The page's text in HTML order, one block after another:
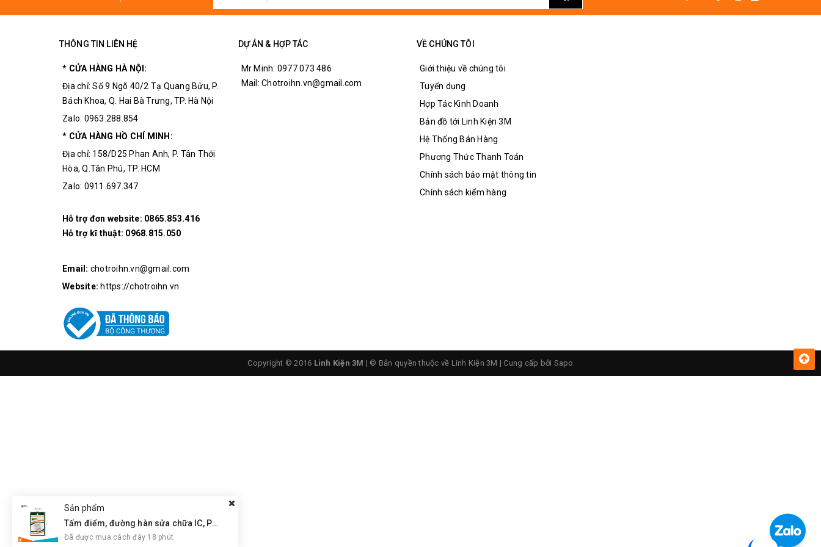
THÔNG TIN LIÊN HỆ
* CỬA HÀNG HÀ NỘI:
Địa chỉ: Số 9 Ngõ 40/2 Tạ Quang Bửu, P.
Bách Khoa, Q. Hai Bà Trưng, TP. Hà Nội
Zalo: 0963.288.854
* CỬA HÀNG HỒ CHÍ MINH:
Địa chỉ: 158/D25 Phan Anh, P. Tân Thới
Hòa, Q.Tân Phú, TP. HCM
Zalo: 0911.697.347
Hỗ trợ đơn website: 0865.853.416
Hỗ trợ kĩ thuật: 0968.815.050
Email: chotroihn.vn@gmail.com
Website: https://chotroihn.vn
DỰ ÁN & HỢP TÁC
Mr Minh: 0977 073 486
Mail: Chotroihn.vn@gmail.com
VỀ CHÚNG TÔI
Giới thiệu về chúng tôi
Tuyển dụng
Hợp Tác Kinh Doanh
Bản đồ tới Linh Kiện 3M
Hệ Thống Bán Hàng
Phương Thức Thanh Toán
Chính sách bảo mật thông tin
Chính sách kiểm hàng
Copyright © 2016 Linh Kiện 3M | © Bản quyền thuộc về Linh Kiện 3M | Cung cấp bởi Sapo
Sản phẩm
Tấm điểm, đường hàn sửa chữa IC, PCB, Cảm Ứng BGA, Vân Tay Điện Thoại, Pad - Best 28 x 28mm
Đã được mua cách đây 18 phút